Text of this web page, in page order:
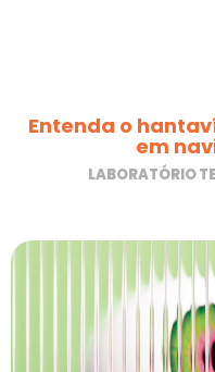
Entenda o
em
LABORATÓRIO